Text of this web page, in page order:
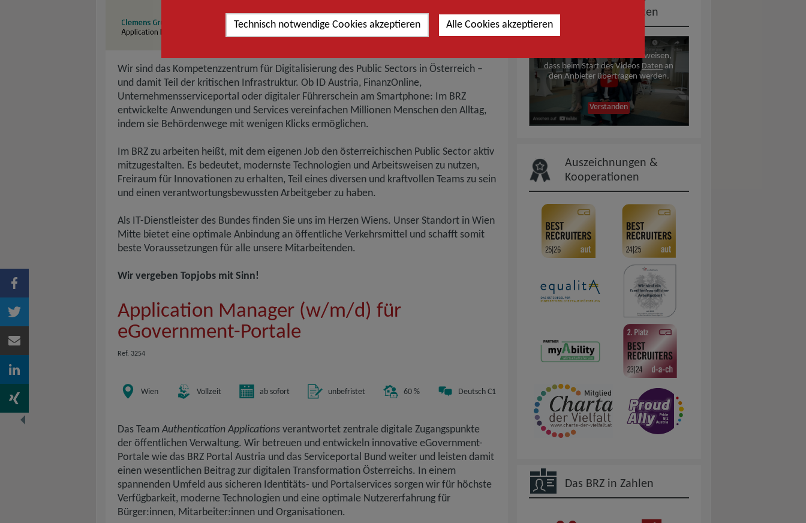
Beschreibung des BRZ
Wir sind das Kompetenzzentrum für Digitalisierung des Public Sectors in Österreich –
und damit Teil der kritischen Infrastruktur. Ob ID Austria, FinanzOnline,
Unternehmensserviceportal oder digitaler Führerschein am Smartphone: Im BRZ
entwickelte Anwendungen und Services vereinfachen Millionen Menschen den Alltag,
indem sie Behördenwege mit wenigen Klicks ermöglichen.
Im BRZ zu arbeiten heißt, mit dem eigenen Job den österreichischen Public Sector aktiv
mitzugestalten. Es bedeutet, modernste Technologien und Arbeitsweisen zu nutzen,
Freiraum für Innovationen zu erhalten, Teil eines diversen und kraftvollen Teams zu sein
und einen verantwortungsbewussten Arbeitgeber zu haben.
Als IT-Dienstleister des Bundes finden Sie uns im Herzen Wiens. Unser Standort in Wien
Mitte bietet eine optimale Anbindung an öffentliche Verkehrsmittel und schafft somit
beste Voraussetzungen für alle unsere Mitarbeitenden.
Wir vergeben Topjobs mit Sinn!
Application Manager (w/m/d) für
eGovernment-Portale
Ref. 3254
Wien Vollzeit ab sofort unbefristet 60 % Deutsch C1
Das TeamAuthentication Applicationsverantwortet zentrale digitale Zugangspunkte
der öffentlichen Verwaltung. Wir betreuen und entwickeln innovative eGovernment-
Portale wie das BRZ Portal Austria und das Serviceportal Bund weiter und leisten damit
einen wesentlichen Beitrag zur digitalen Transformation Österreichs. In einem
spannenden Umfeld aus sicheren Identitäts- und Portalservices sorgen wir für höchste
Verfügbarkeit, moderne Technologien und eine optimale Nutzererfahrung für
Bürger:innen, Mitarbeiter:innen und Organisationen.
Kollegen berichten
Wir möchten Sie darauf hinweisen,
dass beim Start des Videos Daten an
den Anbieter übertragen werden.
Verstanden
Auszeichnungen &
Kooperationen
Das BRZ in Zahlen
Alle Cookies akzeptieren
Technisch notwendige Cookies akzeptieren